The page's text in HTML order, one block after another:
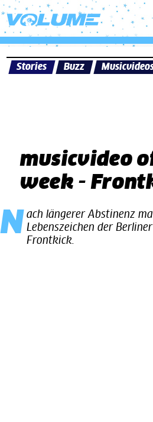
Stories Buzz
musicvideo
week -
Nach längerer Abstinenz mal wieder ein Lebenszeichen der
Frontkick.